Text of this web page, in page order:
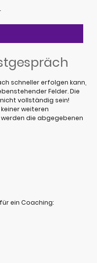
schneller erfolgen kann,
Felder. Die
vollständig sein!
weiteren
die abgegebenen
ein Coaching: